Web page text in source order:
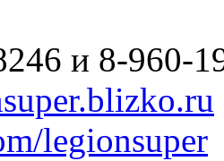
и 8-960-
legionsuper